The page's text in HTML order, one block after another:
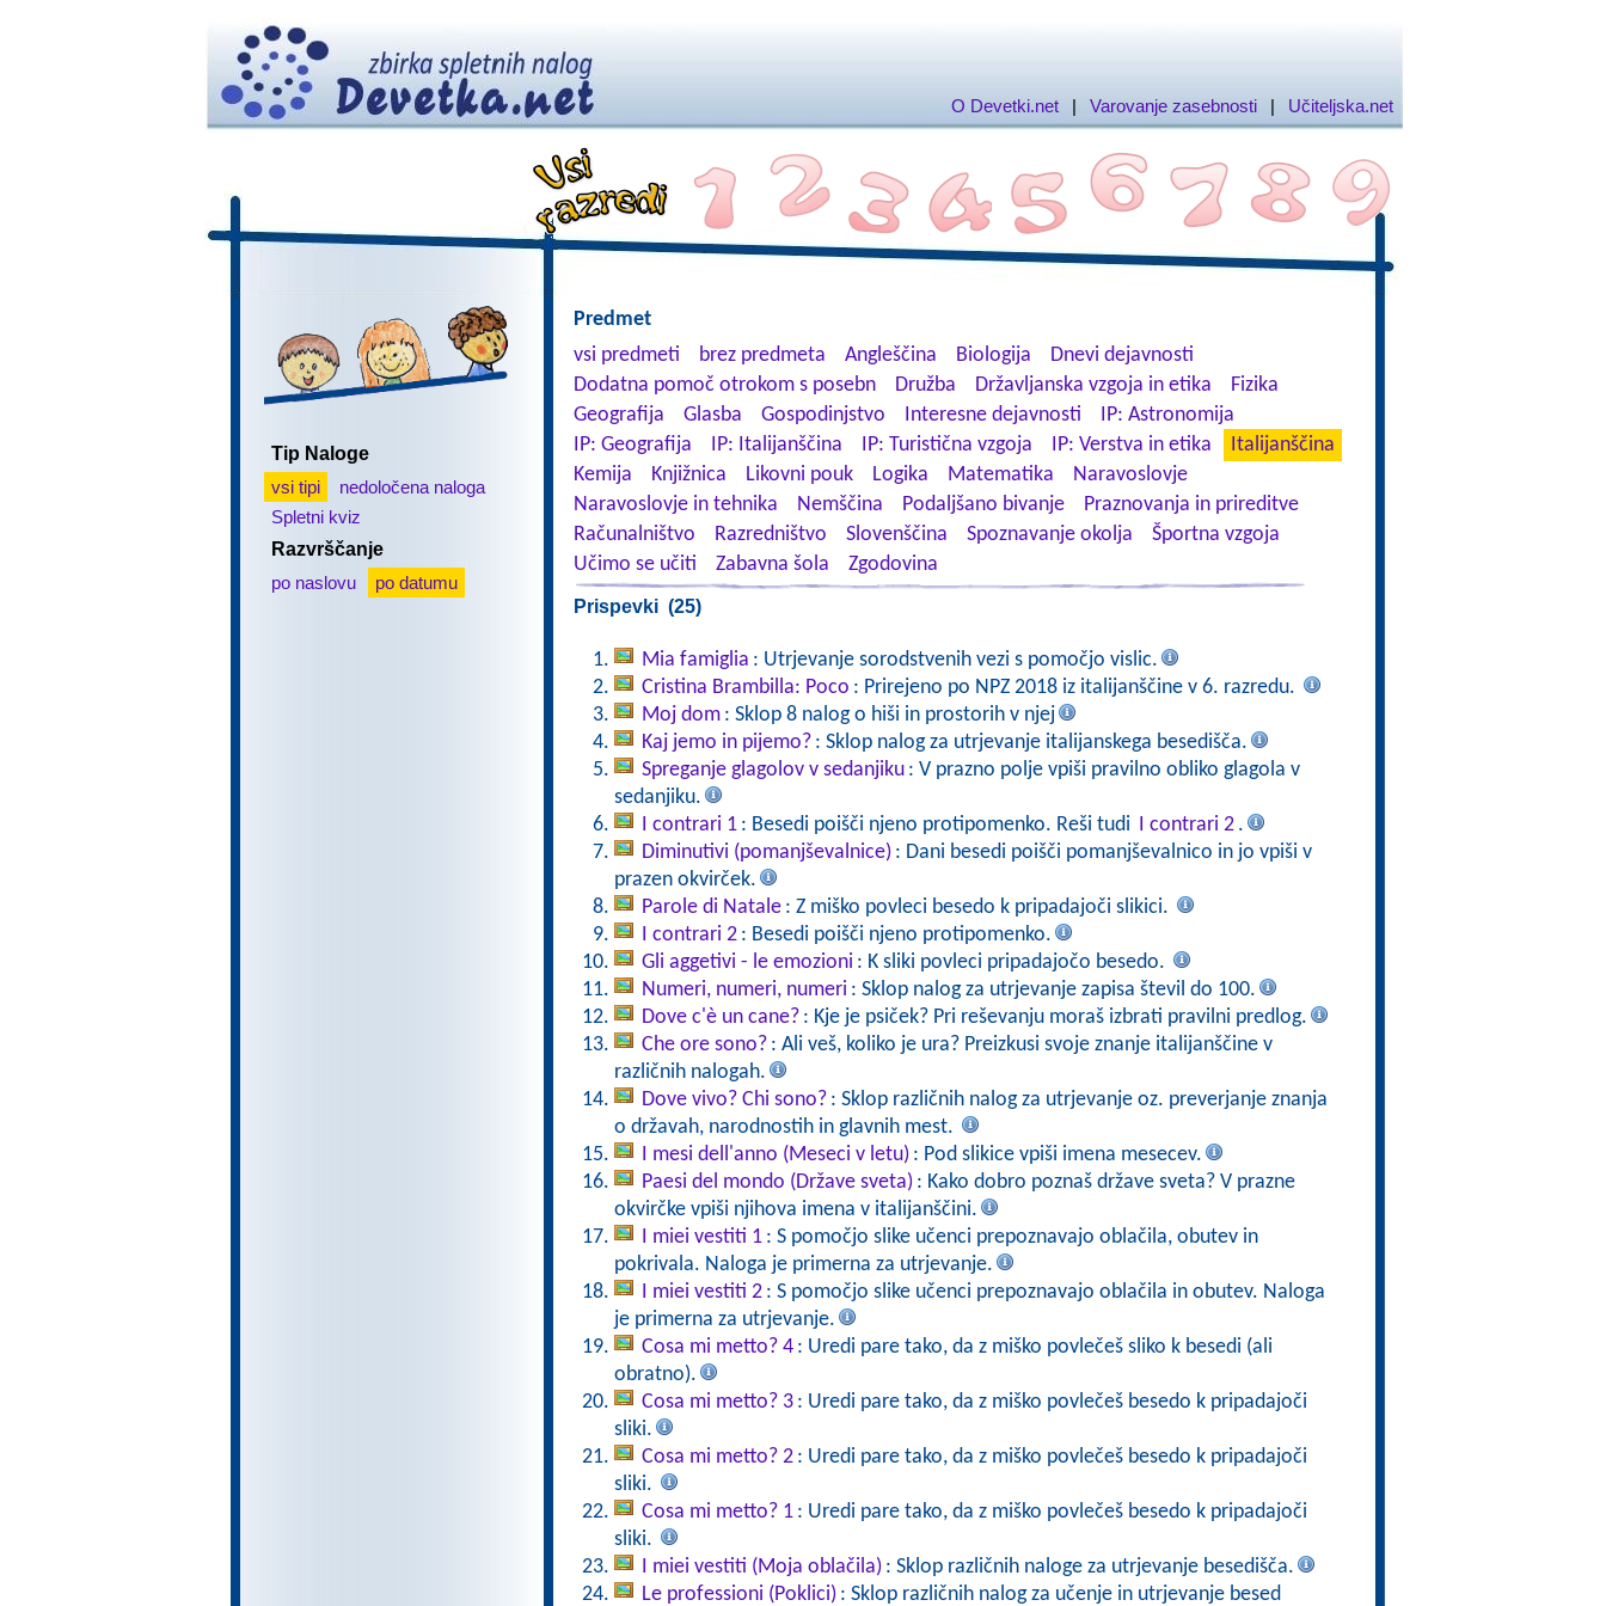
O Devetki.net | Varovanje zasebnosti | Učiteljska.net
Tip Naloge
vsi tipi
nedoločena naloga
Spletni kviz
Razvrščanje
po naslovu
po datumu
Predmet
vsi predmeti
brez predmeta Angleščina Biologija
Dnevi dejavnosti
Dodatna pomoč otrokom s posebn
Družba Državljanska vzgoja in etika
Fizika
Geografija
Glasba Gospodinjstvo Interesne dejavnosti
IP: Astronomija
IP: Geografija
IP: Italijanščina IP: Turistična vzgoja IP: Verstva in etika
Italijanščina
Kemija
Knjižnica Likovni pouk Logika Matematika
Naravoslovje
Naravoslovje in tehnika
Nemščina Podaljšano bivanje
Praznovanja in prireditve
Računalništvo
Razredništvo Slovenščina Spoznavanje okolja
Športna vzgoja
Učimo se učiti
Zabavna šola Zgodovina
Prispevki (25)
Mia famiglia : Utrjevanje sorodstvenih vezi s pomočjo vislic.
Cristina Brambilla: Poco : Prirejeno po NPZ 2018 iz italijanščine v 6. razredu.
Moj dom : Sklop 8 nalog o hiši in prostorih v njej
Kaj jemo in pijemo? : Sklop nalog za utrjevanje italijanskega besedišča.
Spreganje glagolov v sedanjiku : V prazno polje vpiši pravilno obliko glagola v
sedanjiku.
I contrari 1 : Besedi poišči njeno protipomenko. Reši tudi I contrari 2 .
Diminutivi (pomanjševalnice) : Dani besedi poišči pomanjševalnico in jo vpiši v
prazen okvirček.
Parole di Natale : Z miško povleci besedo k pripadajoči slikici.
I contrari 2 : Besedi poišči njeno protipomenko.
Gli aggetivi - le emozioni : K sliki povleci pripadajočo besedo.
Numeri, numeri, numeri : Sklop nalog za utrjevanje zapisa števil do 100.
Dove c'è un cane? : Kje je psiček? Pri reševanju moraš izbrati pravilni predlog.
Che ore sono? : Ali veš, koliko je ura? Preizkusi svoje znanje italijanščine v
različnih nalogah.
Dove vivo? Chi sono? : Sklop različnih nalog za utrjevanje oz. preverjanje znanja
o državah, narodnostih in glavnih mest.
I mesi dell'anno (Meseci v letu) : Pod slikice vpiši imena mesecev.
Paesi del mondo (Države sveta) : Kako dobro poznaš države sveta? V prazne
okvirčke vpiši njihova imena v italijanščini.
I miei vestiti 1 : S pomočjo slike učenci prepoznavajo oblačila, obutev in
pokrivala. Naloga je primerna za utrjevanje.
I miei vestiti 2 : S pomočjo slike učenci prepoznavajo oblačila in obutev. Naloga
je primerna za utrjevanje.
Cosa mi metto? 4 : Uredi pare tako, da z miško povlečeš sliko k besedi (ali
obratno).
Cosa mi metto? 3 : Uredi pare tako, da z miško povlečeš besedo k pripadajoči
sliki.
Cosa mi metto? 2 : Uredi pare tako, da z miško povlečeš besedo k pripadajoči
sliki.
Cosa mi metto? 1 : Uredi pare tako, da z miško povlečeš besedo k pripadajoči
sliki.
I miei vestiti (Moja oblačila) : Sklop različnih naloge za utrjevanje besedišča.
Le professioni (Poklici) : Sklop različnih nalog za učenje in utrjevanje besed